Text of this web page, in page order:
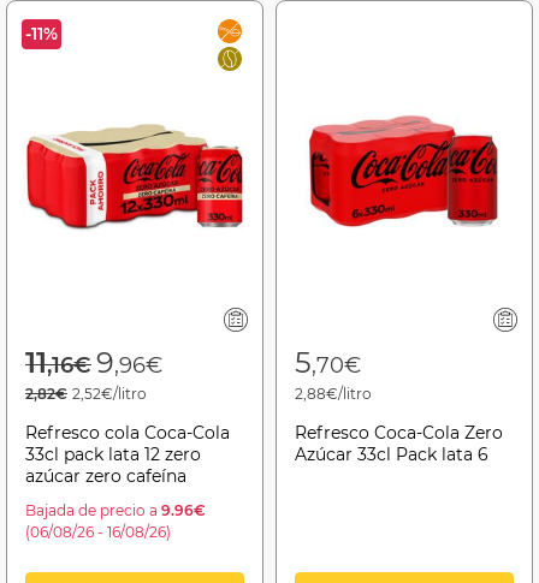
-11%
Price reduced from
11,16€to
9,96€
2,82€ 2,52€/litro
Refresco cola Coca-Cola
33cl pack lata 12 zero
azúcar zero cafeína
Bajada de precio a 9.96€
(06/08/26 - 16/08/26)
5,70€
2,88€/litro
Refresco Coca-Cola Zero
Azúcar 33cl Pack lata 6